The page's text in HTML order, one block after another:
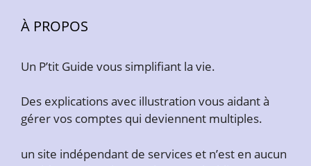
À PROPOS
Un P’tit Guide vous simplifiant la vie.
Des explications avec illustration vous aidant à
gérer vos comptes qui deviennent multiples.
un site indépendant de services et n’est en aucun